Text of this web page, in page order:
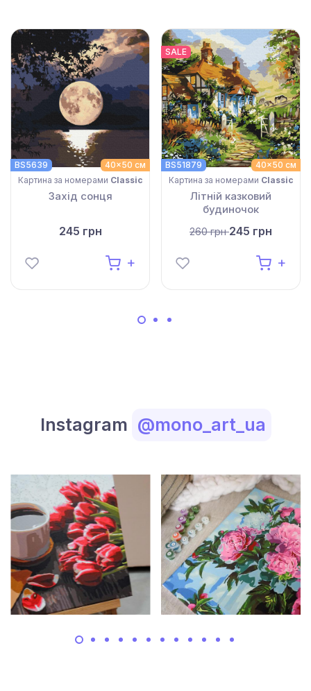
40x50 см
BS5639
Картина за номерами Classic
Захід сонця
245 грн
SALE
40x50 см
BS51879
Картина за номерами Classic
Літній казковий
будиночок
260 грн245 грн
Instagram @mono_art_ua